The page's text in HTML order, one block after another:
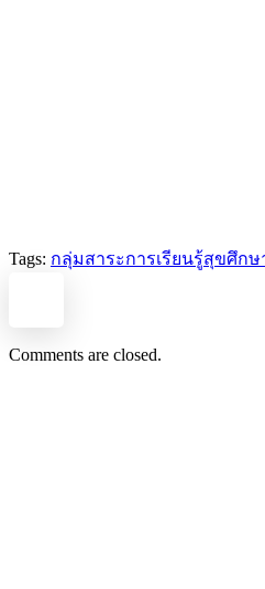
Tags: กลุ่มสาระการเรียนรู้สุขศึก
Comments are closed.